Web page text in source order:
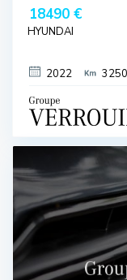
18490 €
HYUNDAI
2022